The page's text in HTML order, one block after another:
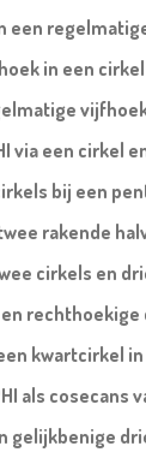
een
in een
via een cirkel
bij een
rakende
cirkels en
kwartcirkel
als cosecans
gelijkbenige